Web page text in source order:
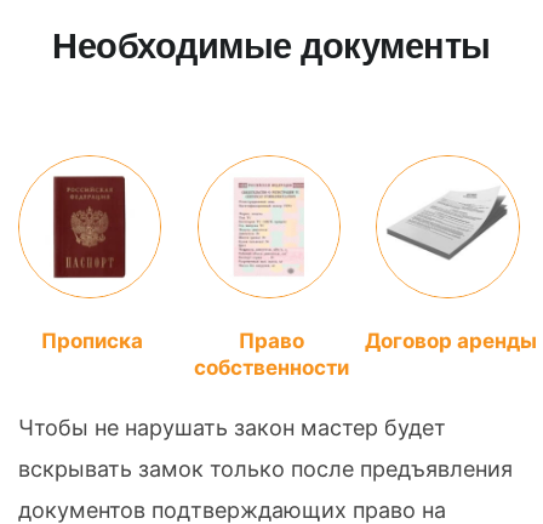
Необходимые документы
Прописка
Право
собственности
Договор аренды
Чтобы не нарушать закон мастер будет
вскрывать замок только после предъявления
документов подтверждающих право на